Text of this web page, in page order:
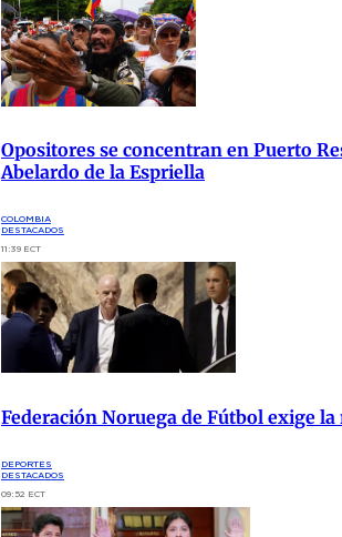
Opositores se concentran en Puerto
Abelardo de la Espriella
COLOMBIA
DESTACADOS
11:39 ECT
Federación Noruega de Fútbol exige
DEPORTES
DESTACADOS
09:52 ECT